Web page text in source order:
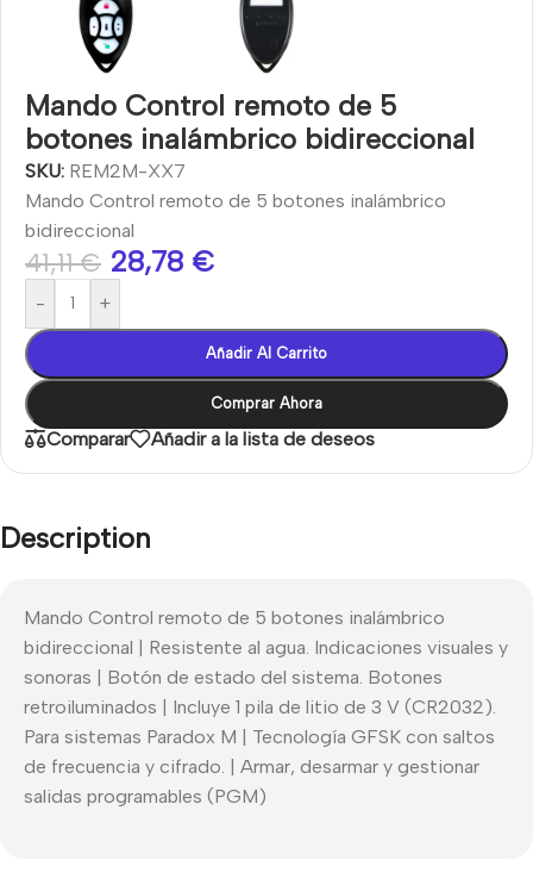
Mando Control remoto de 5
botones inalámbrico bidireccional
SKU: REM2M-XX7
Mando Control remoto de 5 botones inalámbrico
bidireccional
41,11€ 28,78 €
- +
Añadir Al Carrito
Comprar Ahora
Comparar Añadir a la lista de deseos
Description
Mando Control remoto de 5 botones inalámbrico
bidireccional | Resistente al agua. Indicaciones visuales y
sonoras | Botón de estado del sistema. Botones
retroiluminados | Incluye 1 pila de litio de 3 V (CR2032).
Para sistemas Paradox M | Tecnología GFSK con saltos
de frecuencia y cifrado. | Armar, desarmar y gestionar
salidas programables (PGM)